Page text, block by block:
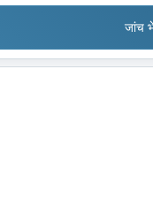
जांच